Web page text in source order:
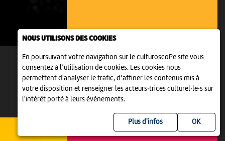
NOUS UTILISONS DES COOKIES
En poursuivant votre navigation sur le culturoscoPe site vous
consentez à l’utilisation de cookies. Les cookies nous
permettent d'analyser le trafic, d’affiner les contenus mis à
votre disposition et renseigner les acteurs·trices culturel·le·s sur
l'intérêt porté à leurs événements.
Plus d'infos